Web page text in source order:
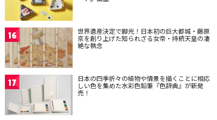
16 世界遺産決定で脚光！日本初の巨大都城・藤原
京を創り上げた知られざる女帝・持統天皇の凄
絶な執念
17 日本の四季折々の植物や情景を描くことに相応
しい色を集めた水彩色鉛筆『色辞典』が新発
売！